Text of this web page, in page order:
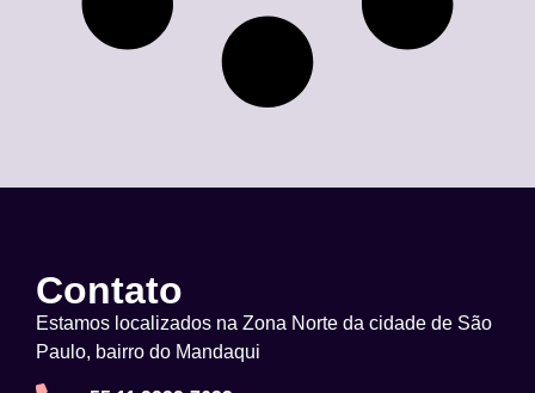
Contato
Estamos localizados na Zona Norte da cidade de São
Paulo, bairro do Mandaqui